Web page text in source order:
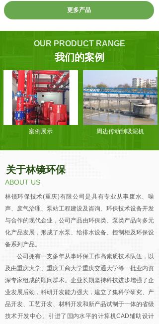
更多产品
OUR PRODUCT RANGE
我们的案例
案例展示 周边传动刮吸泥机
关于林镜环保
ABOUT US
林镜环保技术(重庆)有限公司是具有专业从事废水、噪
声、废气治理、泵站工程建设及咨询、环保技术设备开发
与合作的现代企业，公司产品由环保类、泵类产品向多元
化产品发展，形成了水泵、给排水设备、控制柜及环保设
备系列产品。
公司拥有一支多年从事环保工作高素质技术队伍，以
及由重庆大学、重庆工商大学重庆交通大学等一批业内资
深专家组成的顾问群术。企业长期坚持科技进步增强了企
业发展后劲，科研开发能力强大，建立了集科学研究、产
品开发、工艺开发、材料开发和新产品试制于一体的省级
技术开发中心。引进了国内水平的计算机CAD辅助设计